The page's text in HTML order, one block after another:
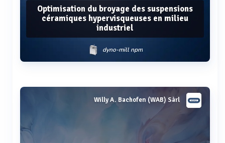
Optimisation du broyage des suspensions
céramiques hypervisqueuses en milieu
industriel
dyno-mill npm
Voir plus
Willy A. Bachofen (WAB) Sàrl